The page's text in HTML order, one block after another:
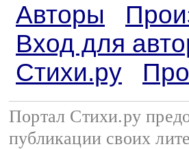
Авторы
Вход для
Стихи.ру
Портал Стихи.ру
публикации своих